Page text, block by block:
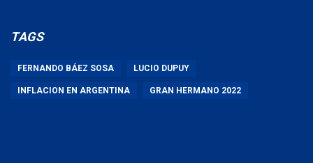
TAGS
FERNANDO BÁEZ SOSA LUCIO DUPUY
INFLACION EN ARGENTINA GRAN HERMANO 2022